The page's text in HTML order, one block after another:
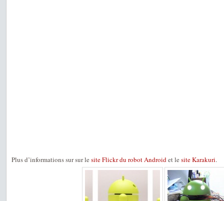
Plus d’informations sur sur le site Flickr du robot Androidet le site Karakuri.